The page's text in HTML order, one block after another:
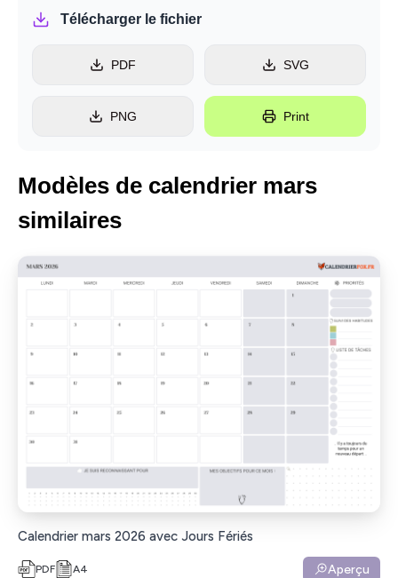
Télécharger le fichier
PDF SVG
PNG Print
Modèles de calendrier mars
similaires
Calendrier mars 2026 avec Jours Fériés
PDF A4 Aperçu